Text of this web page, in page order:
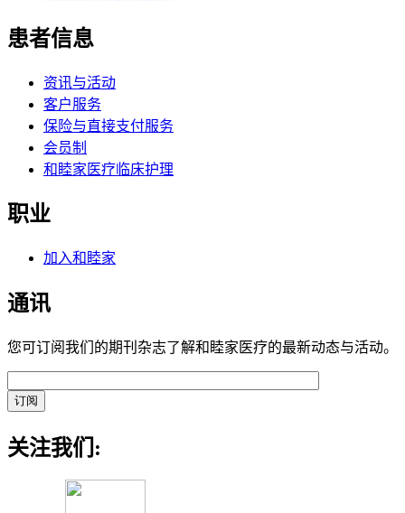
患者信息
资讯与活动
客户服务
保险与直接支付服务
会员制
和睦家医疗临床护理
职业
加入和睦家
通讯
您可订阅我们的期刊杂志了解和睦家医疗的最新动态与活动。
关注我们: